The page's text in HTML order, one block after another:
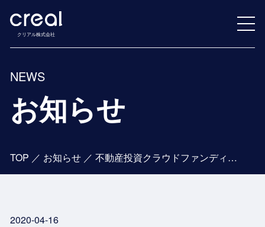
クリアル株式会社
NEWS
お知らせ
TOP ／ お知らせ／ 不動産投資クラウドファンディングプラットフォーム「CREAL（クリアル）」を活用した物件買取サービス「CREAL Buyer」ローンチのお知らせ ～不動産事業会社向けの緊急な資金ニーズにも対応～
2020-04-16